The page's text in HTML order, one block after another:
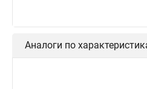
Аналоги по